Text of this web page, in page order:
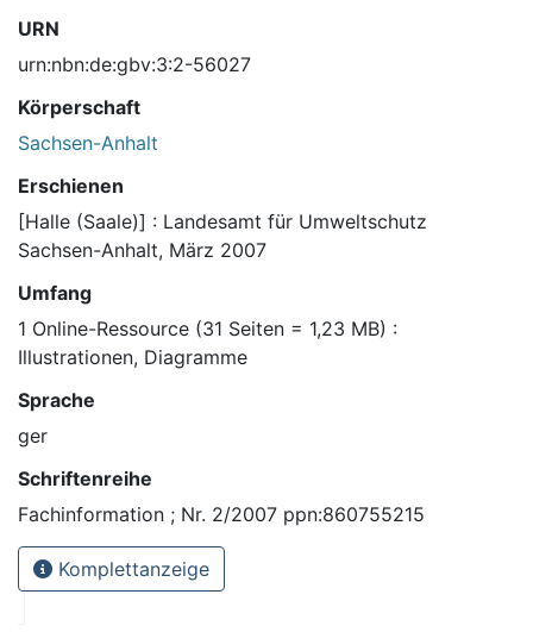
URN
urn:nbn:de:gbv:3:2-56027
Körperschaft
Sachsen-Anhalt
Erschienen
[Halle (Saale)] : Landesamt für Umweltschutz
Sachsen-Anhalt, März 2007
Umfang
1 Online-Ressource (31 Seiten = 1,23 MB) :
Illustrationen, Diagramme
Sprache
ger
Schriftenreihe
Fachinformation ; Nr. 2/2007 ppn:860755215
Komplettanzeige